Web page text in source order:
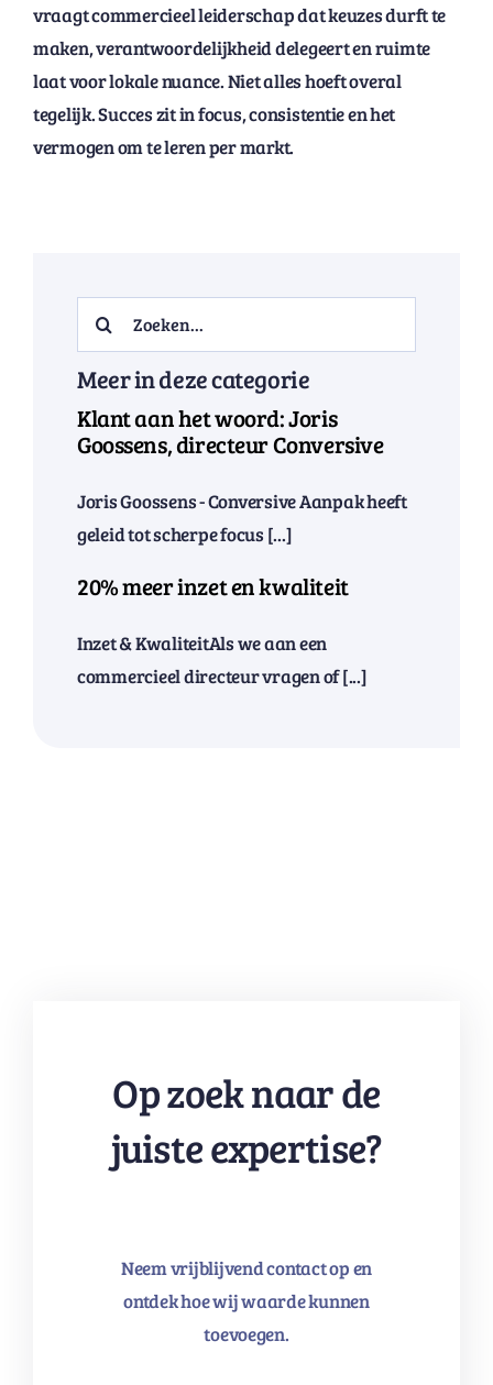
vraagt commercieel leiderschap dat keuzes durft te
maken, verantwoordelijkheid delegeert en ruimte
laat voor lokale nuance. Niet alles hoeft overal
tegelijk. Succes zit in focus, consistentie en het
vermogen om te leren per markt.
Search
for:
Meer in deze categorie
Klant aan het woord: Joris
Goossens, directeur Conversive
Joris Goossens - Conversive Aanpak heeft
geleid tot scherpe focus [...]
20% meer inzet en kwaliteit
Inzet & KwaliteitAls we aan een
commercieel directeur vragen of [...]
Op zoek naar de
juiste expertise?
Neem vrijblijvend contact op en
ontdek hoe wij waarde kunnen
toevoegen.